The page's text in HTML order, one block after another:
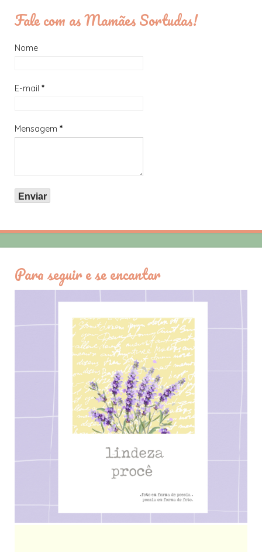
Fale com as Mamães Sortudas!
Nome
E-mail *
Mensagem *
Para seguir e se encantar